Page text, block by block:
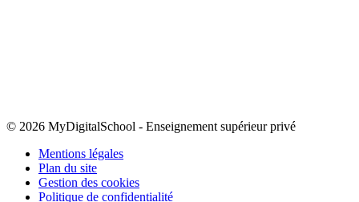
© 2026 MyDigitalSchool - Enseignement supérieur privé
Mentions légales
Plan du site
Gestion des cookies
Politique de confidentialité